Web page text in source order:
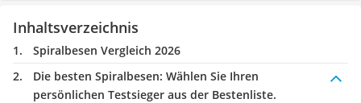
Inhaltsverzeichnis
Spiralbesen Vergleich 2026
Die besten Spiralbesen: Wählen Sie Ihren
persönlichen Testsieger aus der Bestenliste.